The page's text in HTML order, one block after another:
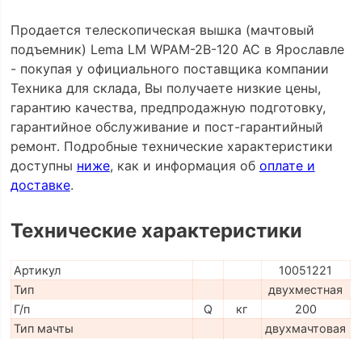
Продается телескопическая вышка (мачтовый
подъемник) Lema LM WPAM-2B-120 AC в Ярославле
- покупая у официального поставщика компании
Техника для склада, Вы получаете низкие цены,
гарантию качества, предпродажную подготовку,
гарантийное обслуживание и пост-гарантийный
ремонт. Подробные технические характеристики
доступны ниже, как и информация об оплате и
доставке.
Технические характеристики
Артикул
10051221
Тип
двухместная
Г/п
Q кг
200
Тип мачты
двухмачтовая